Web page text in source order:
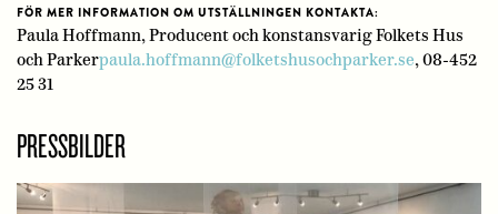
FÖR MER INFORMATION OM UTSTÄLLNINGEN KONTAKTA:
Paula Hoffmann, Producent och konstansvarig Folkets Hus
och Parkerpaula.hoffmann@folketshusochparker.se, 08-452
25 31
PRESSBILDER